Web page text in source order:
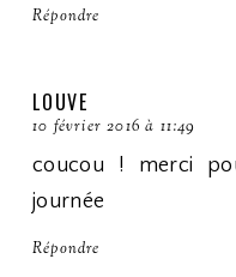
Répondre
LOUVE
10 février 2016 à 11:49
coucou ! merci
journée
Répondre